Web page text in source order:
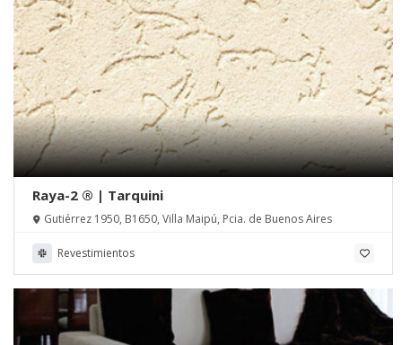
Raya-2 ® | Tarquini
Gutiérrez 1950, B1650, Villa Maipú, Pcia. de Buenos Aires
Revestimientos